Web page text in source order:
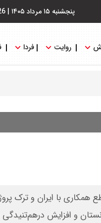
پنجشنبه ۱۵ مرداد ۱۴۰۵ |
روایت فردا
هند را تحت فشار گذاشت و اولتیماتومی ۴۵‌روزه برای قطع همکاری با ایران
و افزایش درهم‌تنیدگی